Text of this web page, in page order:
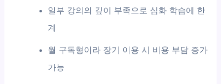
일부 강의의 깊이 부족으로 심화 학습에 한
계
월 구독형이라 장기 이용 시 비용 부담 증가
가능